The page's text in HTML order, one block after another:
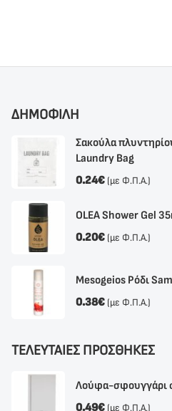
ΔΗΜΟΦΙΛΗ
Σακούλα
Laundry Bag
0.24€ (με Φ.Π.Α.)
OLEA Shower Gel
0.20€ (με Φ.Π.Α.)
Mesogeios Ρόδι
0.38€ (με Φ.Π.Α.)
ΤΕΛΕΥΤΑΙΕΣ ΠΡΟΣΘΗΚΕΣ
Λούφα-σφουγγάρι
0.49€ (με Φ.Π.Α.)